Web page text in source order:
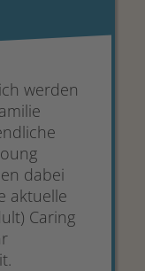
werden
dabei
aktuelle
Caring